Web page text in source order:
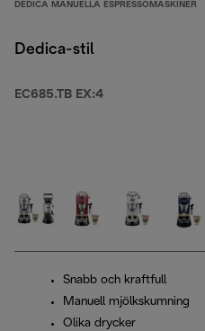
DEDICA MANUELLA ESPRESSOMASKINER
Dedica-stil
EC685.TB EX:4
Snabb och kraftfull
Manuell mjölkskumning
Olika drycker